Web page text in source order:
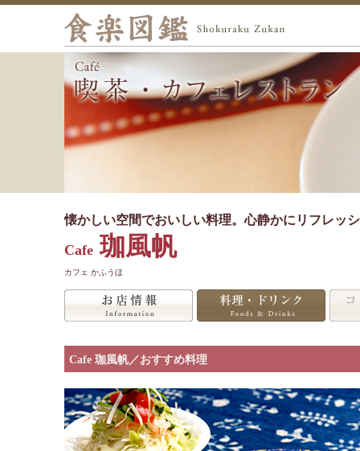
懐かしい空間でおいしい料理。心静かにリフレッ
Cafe 珈風帆
カフェ かふうほ
Cafe 珈風帆／おすすめ料理